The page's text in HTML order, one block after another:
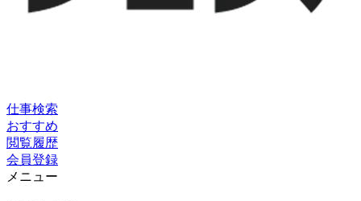
仕事検索
おすすめ
閲覧履歴
会員登録
メニュー